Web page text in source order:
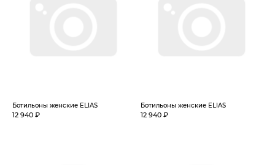
Ботильоны женские ELIAS
12 940 ₽
Ботильоны женские ELIAS
12 940 ₽